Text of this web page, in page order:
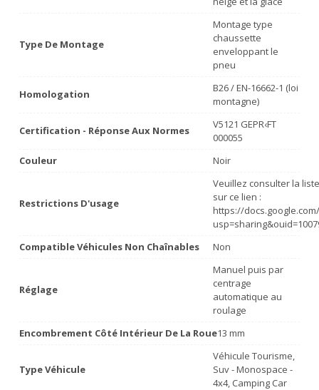
Type De Montage
Montage type
chaussette
enveloppant le
pneu
Homologation
B26 / EN-16662-1 (loi
montagne)
Certification - Réponse Aux Normes
V5121 GEPR‹FT
000055
Couleur
Noir
Restrictions D'usage
Veuillez consulter la
sur ce lien :
https://
Compatible Véhicules Non Chaînables
Non
Réglage
Manuel puis par
centrage
automatique au
roulage
Encombrement Côté Intérieur De La Roue13 mm
Type Véhicule
Véhicule Tourisme,
Suv - Monospace -
4x4, Camping Car